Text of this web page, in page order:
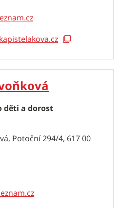
děti a dorost
Potoční 294/4, 617 00